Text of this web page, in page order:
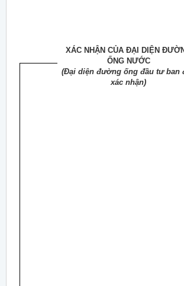
XÁC NHẬN CỦA ĐẠI DIỆN
ỐNG NƯỚC
(Đại diện đường ống đầu tư ban
xác nhận)